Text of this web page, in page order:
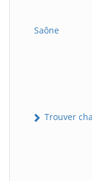
Saône
Trouver